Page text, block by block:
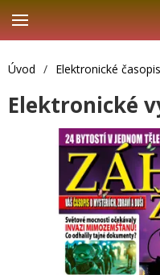
Úvod / Elektronické
Elektronické